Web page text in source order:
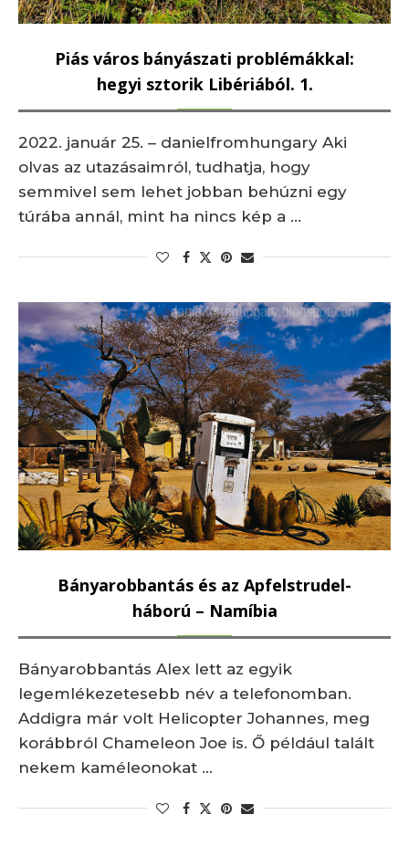
Piás város bányászati problémákkal:
hegyi sztorik Libériából. 1.
2022. január 25. – danielfromhungary Aki
olvas az utazásaimról, tudhatja, hogy
semmivel sem lehet jobban behúzni egy
túrába annál, mint ha nincs kép a …
Bányarobbantás és az Apfelstrudel-
háború – Namíbia
Bányarobbantás Alex lett az egyik
legemlékezetesebb név a telefonomban.
Addigra már volt Helicopter Johannes, meg
korábbról Chameleon Joe is. Ő például talált
nekem kaméleonokat …